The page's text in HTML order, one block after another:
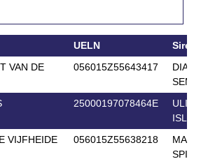
UELN
Sire
VAN DE
056015Z55643417
25000197078464E
ISLES
VIJFHEIDE
056015Z55638218